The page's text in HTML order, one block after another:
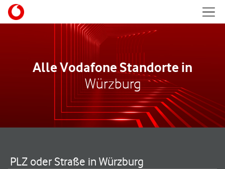
Skip to content
Alle Vodafone Standorte in
Würzburg
PLZ oder Straße in Würzburg